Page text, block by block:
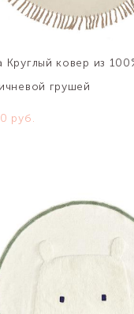
Круглый ковер из
грушей
pуб.